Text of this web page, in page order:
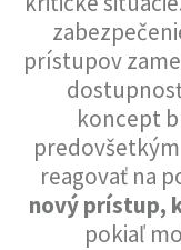
prístupov
koncept
reagovať na
nový prístup,
pokiaľ